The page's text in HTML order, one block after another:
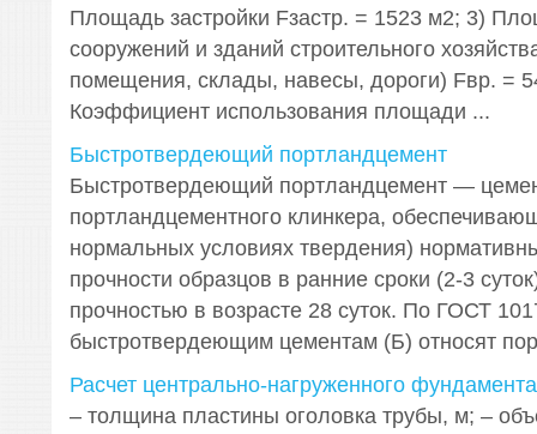
Площадь застройки Fзастр. = 1523 м2; 3)
сооружений и зданий строительного
помещения, склады, навесы, дороги) Fвр. =
Коэффициент использования площади ...
Быстротвердеющий портландцемент
Быстротвердеющий портландцемент —
портландцементного клинкера,
нормальных условиях твердения)
прочности образцов в ранние сроки (2-3
прочностью в возрасте 28 суток. По ГОСТ
быстротвердеющим цементам (Б) относят
Расчет центрально-нагруженного фундамента
– толщина пластины оголовка трубы, м; –